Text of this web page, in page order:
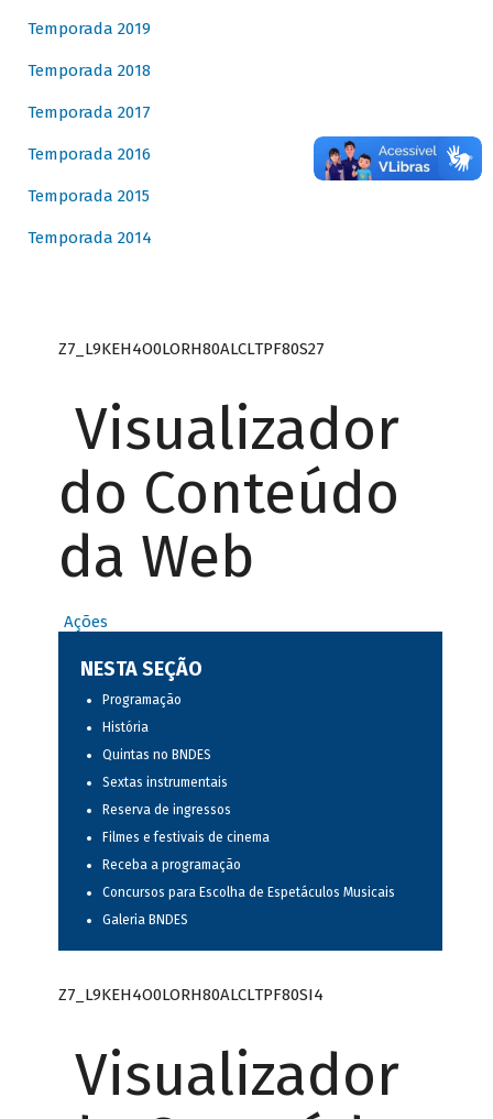
Temporada 2019
Temporada 2018
Temporada 2017
Temporada 2016
Temporada 2015
Temporada 2014
Z7_L9KEH4O0LORH80ALCLTPF80S27
Visualizador
do Conteúdo
da Web
Ações
NESTA SEÇÃO
Programação
História
Quintas no BNDES
Sextas instrumentais
Reserva de ingressos
Filmes e festivais de cinema
Receba a programação
Concursos para Escolha de Espetáculos Musicais
Galeria BNDES
Z7_L9KEH4O0LORH80ALCLTPF80SI4
Visualizador